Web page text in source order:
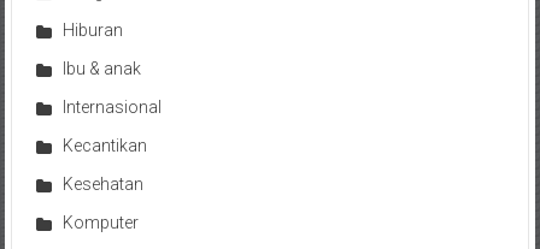
Hiburan
Ibu & anak
Internasional
Kecantikan
Kesehatan
Komputer